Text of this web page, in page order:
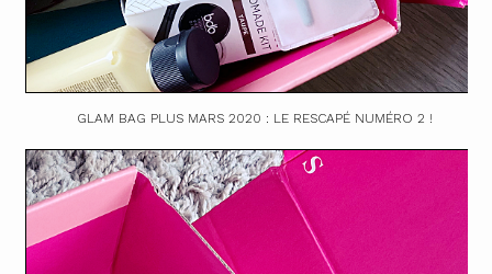
GLAM BAG PLUS MARS 2020 : LE RESCAPÉ NUMÉRO 2 !